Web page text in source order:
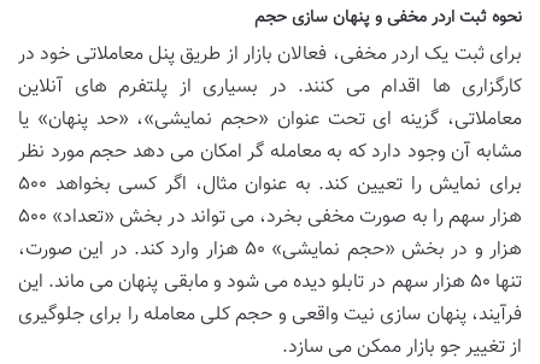
نحوه ثبت اردر مخفی و پنهان سازی حجم
برای ثبت یک اردر مخفی، فعالان بازار از طریق پنل معاملاتی خود در
کارگزاری ها اقدام می کنند. در بسیاری از پلتفرم های آنلاین
معاملاتی، گزینه ای تحت عنوان «حجم نمایشی»، «حد پنهان» یا
مشابه آن وجود دارد که به معامله گر امکان می دهد حجم مورد نظر
برای نمایش را تعیین کند. به عنوان مثال، اگر کسی بخواهد ۵۰۰
هزار سهم را به صورت مخفی بخرد، می تواند در بخش «تعداد» ۵۰۰
هزار و در بخش «حجم نمایشی» ۵۰ هزار وارد کند. در این صورت،
تنها ۵۰ هزار سهم در تابلو دیده می شود و مابقی پنهان می ماند. این
فرآیند، پنهان سازی نیت واقعی و حجم کلی معامله را برای جلوگیری
از تغییر جو بازار ممکن می سازد.